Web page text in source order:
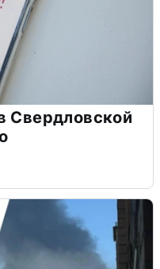
Свердловской